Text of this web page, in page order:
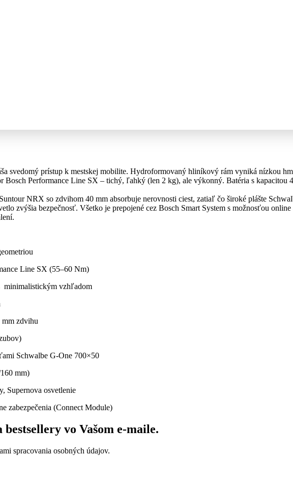
svedomý prístup k mestskej mobilite. Hydroformovaný hliníkový rám vyniká nízkou
Bosch Performance Line SX – tichý, ľahký (len 2 kg), ale výkonný. Batéria s kapacitou
NRX so zdvihom 40 mm absorbuje nerovnosti ciest, zatiaľ čo široké plášte
zvýšia bezpečnosť. Všetko je prepojené cez Bosch Smart System s možnosťou
Line SX (55–60 Nm)
minimalistickým vzhľadom
zdvihu
Schwalbe G-One 700×50
mm)
Supernova osvetlenie
zabezpečenia (Connect Module)
vo Vašom e-maile.
spracovania osobných údajov.